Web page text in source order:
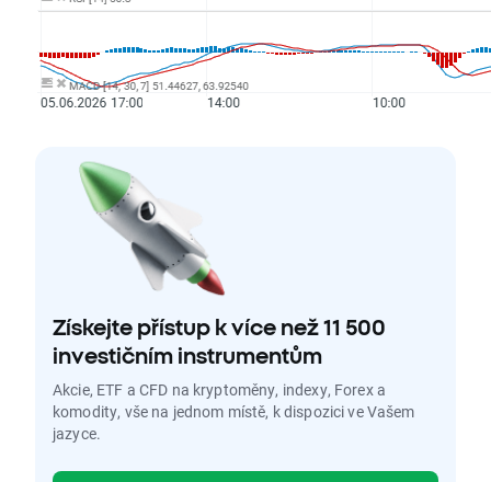
Získejte přístup k více než 11 500
investičním instrumentům
Akcie, ETF a CFD na kryptoměny, indexy, Forex a
komodity, vše na jednom místě, k dispozici ve Vašem
jazyce.